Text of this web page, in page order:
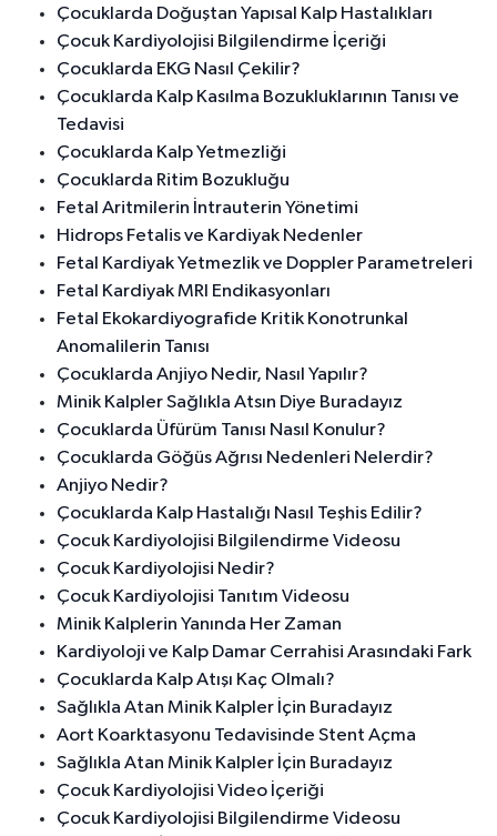
Çocuklarda Doğuştan Yapısal Kalp Hastalıkları
Çocuk Kardiyolojisi Bilgilendirme İçeriği
Çocuklarda EKG Nasıl Çekilir?
Çocuklarda Kalp Kasılma Bozukluklarının Tanısı ve
Tedavisi
Çocuklarda Kalp Yetmezliği
Çocuklarda Ritim Bozukluğu
Fetal Aritmilerin İntrauterin Yönetimi
Hidrops Fetalis ve Kardiyak Nedenler
Fetal Kardiyak Yetmezlik ve Doppler Parametreleri
Fetal Kardiyak MRI Endikasyonları
Fetal Ekokardiyografide Kritik Konotrunkal
Anomalilerin Tanısı
Çocuklarda Anjiyo Nedir, Nasıl Yapılır?
Minik Kalpler Sağlıkla Atsın Diye Buradayız
Çocuklarda Üfürüm Tanısı Nasıl Konulur?
Çocuklarda Göğüs Ağrısı Nedenleri Nelerdir?
Anjiyo Nedir?
Çocuklarda Kalp Hastalığı Nasıl Teşhis Edilir?
Çocuk Kardiyolojisi Bilgilendirme Videosu
Çocuk Kardiyolojisi Nedir?
Çocuk Kardiyolojisi Tanıtım Videosu
Minik Kalplerin Yanında Her Zaman
Kardiyoloji ve Kalp Damar Cerrahisi Arasındaki Fark
Çocuklarda Kalp Atışı Kaç Olmalı?
Sağlıkla Atan Minik Kalpler İçin Buradayız
Aort Koarktasyonu Tedavisinde Stent Açma
Sağlıkla Atan Minik Kalpler İçin Buradayız
Çocuk Kardiyolojisi Video İçeriği
Çocuk Kardiyolojisi Bilgilendirme Videosu